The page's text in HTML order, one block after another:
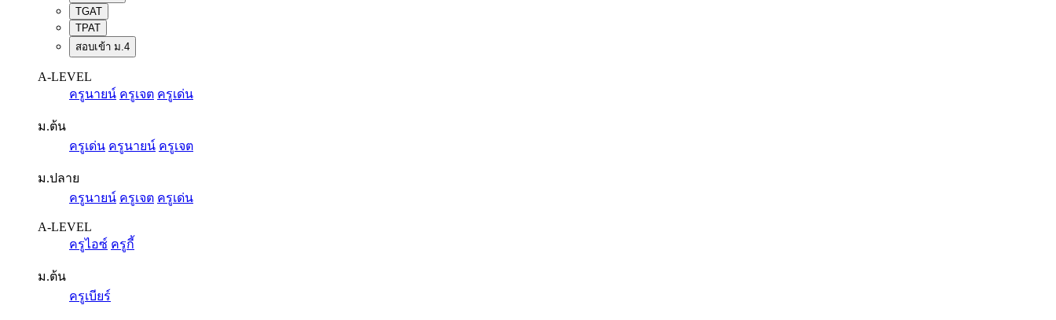
TGAT
TPAT
สอบเข้า ม.4
A-LEVEL
ครูนายน์ ครูเจต ครูเด่น
ม.ต้น
ครูเด่น ครูนายน์ ครูเจต
ม.ปลาย
ครูนายน์ ครูเจต ครูเด่น
A-LEVEL
ครูไอซ์ ครูกี้
ม.ต้น
ครูเบียร์